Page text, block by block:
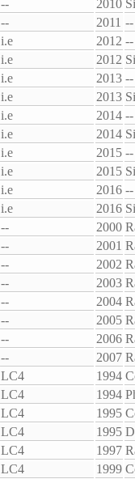
-- 2010
-- 2011 --
i.e 2012 --
i.e 2012
i.e 2013 --
i.e 2013
i.e 2014 --
i.e 2014
i.e 2015 --
i.e 2015
i.e 2016 --
i.e 2016
-- 2000
-- 2001
-- 2002
-- 2003
-- 2004
-- 2005
-- 2006
-- 2007
LC4 1994
LC4 1994
LC4 1995
LC4 1995
LC4 1997
LC4 1999